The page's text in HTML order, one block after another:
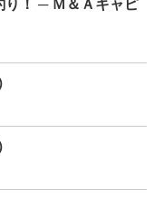
り！ ─ Ｍ＆Ａキャピ